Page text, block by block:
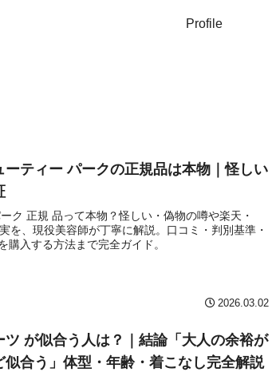
Profile
ーティー パークの正規品は本物｜怪しい
ク 正規 品って本物？怪しい・偽物の噂や楽天・
を、現役美容師が丁寧に解説。口コミ・判別基準・
購入する方法まで完全ガイド。
2026.03.02
ツ が似合う人は？｜結論「大人の余裕が
似合う」体型・年齢・着こなし完全解説